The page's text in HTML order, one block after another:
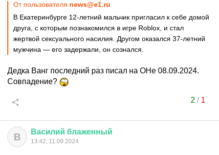
От пользователя news@e1.ru
В Екатеринбурге 12-летний мальчик пригласил к себе домой
друга, с которым познакомился в игре Roblox, и стал
жертвой сексуального насилия. Другом оказался 37-летний
мужчина — его задержали, он сознался.
Дедка Ванг последний раз писал на ОНе 08.09.2024.
Совпадение?
2 / 1
В Василий блаженный
13:42, 11.09.2024